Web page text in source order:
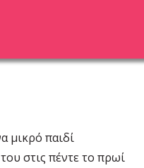
μικρό παιδί
στις πέντε το πρωί